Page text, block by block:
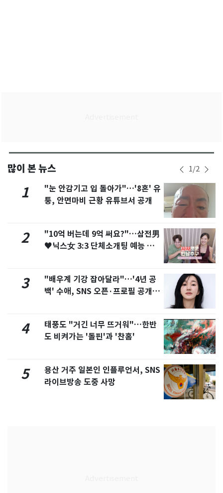
많이 본 뉴스 1/2
1
"눈 안감기고 입 돌아가"…'8혼' 유
퉁, 안면마비 근황 유튜브서 공개
2
"10억 버는데 9억 써요?"…삼전男
♥닉스女 3:3 단체소개팅 예능 화
3
"배우계 기강 잡아달라"…'4년 공
백' 수애, SNS 오픈·프로필 공개
4
태풍도 "거긴 너무 뜨거워"…한반
도 비켜가는 '돌핀'과 '찬홈'
5
용산 거주 일본인 인플루언서, SNS
라이브방송 도중 사망